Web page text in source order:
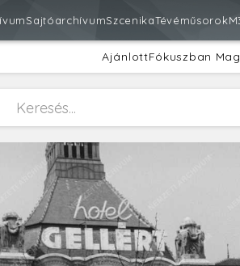
SajtóarchívumSzcenikaTévéműsorok
AjánlottFókuszban